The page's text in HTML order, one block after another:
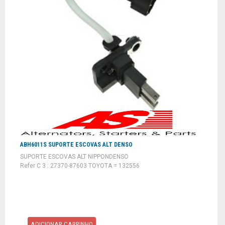
ABH6011S SUPORTE ESCOVAS ALT DENSO
SUPORTE ESCOVAS ALT NIPPONDENSO
Refer C 3 : 27370-87603 TOYOTA = 132556